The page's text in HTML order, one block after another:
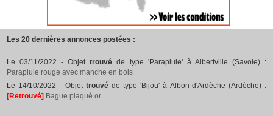
Les 20 dernières annonces postées :
Le 03/11/2022 - Objettrouvé de type 'Parapluie' à Albertville (Savoie) :
Parapluie rouge avec manche en bois
Le 14/10/2022 - Objet trouvéde type 'Bijou' à Albon-d'Ardèche (Ardèche) :
[Retrouvé] Bague plaqué or